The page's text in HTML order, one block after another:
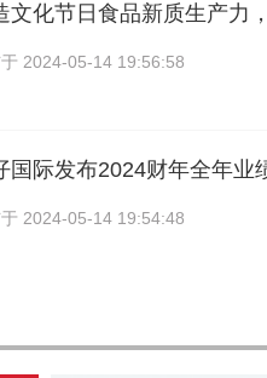
文化节日食品新质生产力
2024-05-14 19:56:58
国际发布2024财年全年业
2024-05-14 19:54:48